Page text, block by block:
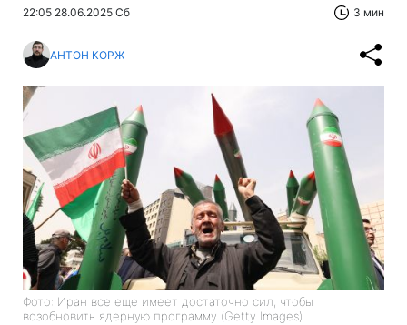
22:05 28.06.2025 Сб 3 мин
АНТОН КОРЖ
Фото: Иран все еще имеет достаточно сил, чтобы
возобновить ядерную программу (Getty Images)